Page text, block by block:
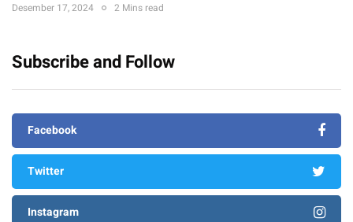
Desember 17, 2024 2 Mins read
Subscribe and Follow
Facebook
Twitter
Instagram